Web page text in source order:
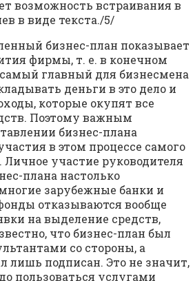
возможность встраивания в
в виде текста./5/
бизнес-план показывает
фирмы, т. е. в конечном
самый главный для бизнесмена
деньги в это дело и
которые окупят все
Поэтому важным
бизнес-плана
в этом процессе самого
участие руководителя
плана настолько
зарубежные банки и
отказываются вообще
на выделение средств,
что бизнес-план был
со стороны, а
лишь подписан. Это не значит,
пользоваться услугами